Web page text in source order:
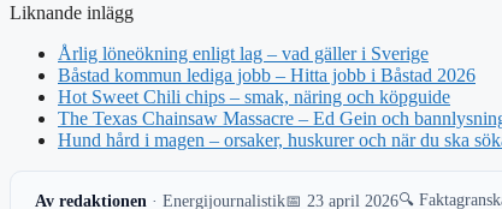
Liknande inlägg
Årlig löneökning enligt lag – vad gäller i Sverige
Båstad kommun lediga jobb – Hitta jobb i Båstad 2026
Hot Sweet Chili chips – smak, näring och köpguide
The Texas Chainsaw Massacre – Ed Gein och
Hund hård i magen – orsaker, huskurer och när du ska
Av redaktionen · Energijournalistik📅 23 april 2026🔍